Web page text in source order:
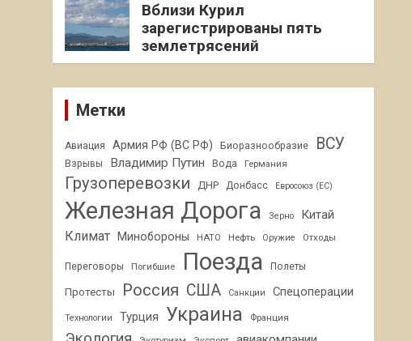
Вблизи Курил
зарегистрированы пять
землетрясений
Метки
Авиация Армия РФ (ВС РФ) Биоразнообразие ВСУ
Взрывы Владимир Путин Вода Германия
Грузоперевозки ДНР Донбасс Евросоюз (ЕС)
Железная Дорога Зерно Китай
Климат Минобороны НАТО Нефть Оружие Отходы
Переговоры Погибшие Поезда Полеты
Протесты Россия США Санкции Спецоперации
Технологии Турция Украина Франция